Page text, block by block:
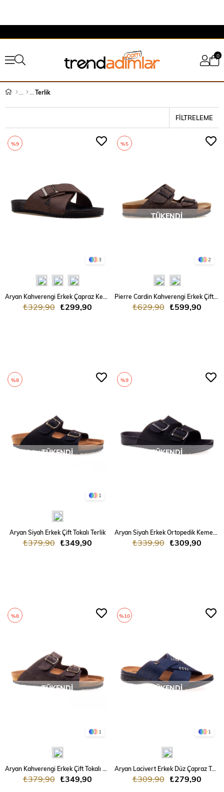
0
Terlik
FILTRELEME
3
₺299,90
₺329,90
%9
TÜKENDI
2
Pierre Cardin Kahverengi Erkek Çift Tokalı Terlik
₺599,90
₺629,90
%5
TÜKENDI
1
Aryan Siyah Erkek Çift Tokalı Terlik
₺349,90
₺379,90
%8
TÜKENDI
Aryan Siyah Erkek Ortopedik Kemerli Terlik
₺309,90
₺339,90
%9
TÜKENDI
1
₺349,90
₺379,90
%8
TÜKENDI
1
Aryan Lacivert Erkek Düz Çapraz Terlik
₺279,90
₺309,90
%10